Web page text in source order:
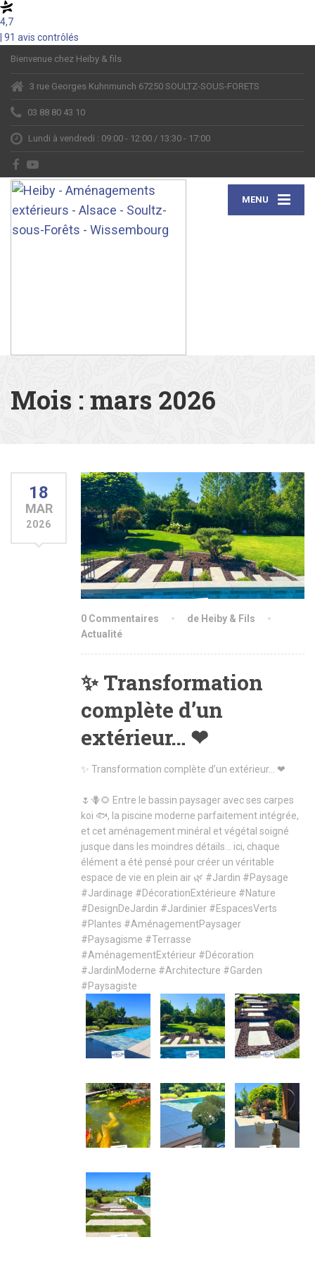
4,7
| 91 avis contrôlés
Bienvenue chez Heiby & fils
3 rue Georges Kuhnmunch 67250 SOULTZ-SOUS-FORETS
03 88 80 43 10
Lundi à vendredi : 09:00 - 12:00 / 13:30 - 17:00
MENU
Mois :mars 2026
18
MAR
2026
0 Commentaires
de Heiby & Fils
Actualité
✨ Transformation
complète d’un
extérieur… ❤
✨ Transformation complète d’un extérieur… ❤
🌷🪻🌻 Entre le bassin paysager avec ses carpes
koi 🐟, la piscine moderne parfaitement intégrée,
et cet aménagement minéral et végétal soigné
jusque dans les moindres détails… ici, chaque
élément a été pensé pour créer un véritable
espace de vie en plein air 🌿 #Jardin #Paysage
#Jardinage #DécorationExtérieure #Nature
#DesignDeJardin #Jardinier #EspacesVerts
#Plantes #AménagementPaysager
#Paysagisme #Terrasse
#AménagementExtérieur #Décoration
#JardinModerne #Architecture #Garden
#Paysagiste